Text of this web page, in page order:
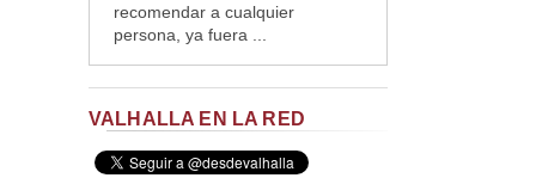
recomendar a cualquier
persona, ya fuera ...
VALHALLA EN LA RED